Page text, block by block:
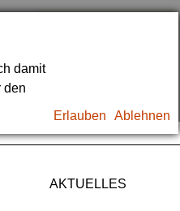
damit
den
Erlauben Ablehnen
AKTUELLES